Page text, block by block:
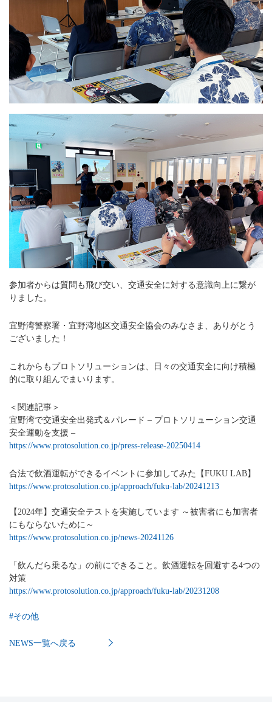
参加者からは質問も飛び交い、交通安全に対する意識向上に繋が
りました。
宜野湾警察署・宜野湾地区交通安全協会のみなさま、ありがとう
ございました！
これからもプロトソリューションは、日々の交通安全に向け積極
的に取り組んでまいります。
＜関連記事＞
宜野湾で交通安全出発式＆パレード – プロトソリューション交通
安全運動を支援 –
https://www.protosolution.co.jp/press-release-20250414
合法で飲酒運転ができるイベントに参加してみた【FUKU LAB】
https://www.protosolution.co.jp/approach/fuku-lab/20241213
【2024年】交通安全テストを実施しています ～被害者にも加害者
にもならないために～
https://www.protosolution.co.jp/news-20241126
「飲んだら乗るな」の前にできること。飲酒運転を回避する4つの
対策
https://www.protosolution.co.jp/approach/fuku-lab/20231208
#その他
NEWS一覧へ戻る